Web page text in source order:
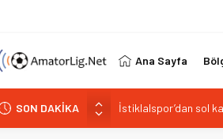
Ana Sayfa
SON DAKİKA
Paşabahçespor’da
İstanbul Gençlerbirliği